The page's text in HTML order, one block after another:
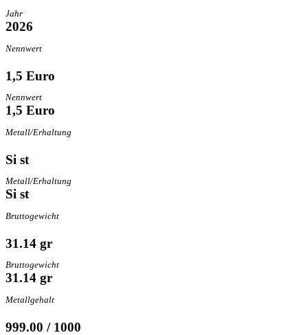
Jahr
2026
Nennwert
1,5 Euro
Nennwert
1,5 Euro
Metall/Erhaltung
Si st
Metall/Erhaltung
Si st
Bruttogewicht
31.14 gr
Bruttogewicht
31.14 gr
Metallgehalt
999.00 / 1000